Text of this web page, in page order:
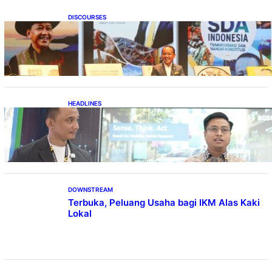
DISCOURSES
Bahlil Luncurkan 10 Buku Rekam Jejak
Kepemimpinan dan Kebijakan
HEADLINES
Teknologi Keselamatan, Penentu Baru
Persaingan Industri Otomotif
DOWNSTREAM
Terbuka, Peluang Usaha bagi IKM Alas Kaki
Lokal